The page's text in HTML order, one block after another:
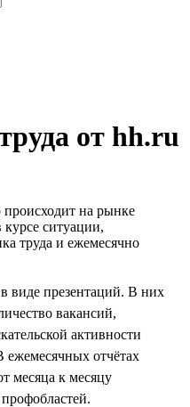
от hh.ru
на рынке
ситуации,
труда и ежемесячно
виде презентаций. В них
вакансий,
активности
ежемесячных отчётах
месяца к месяцу